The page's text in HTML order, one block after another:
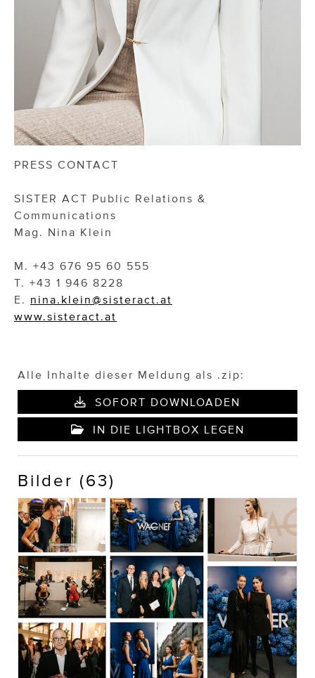
PRESS CONTACT
SISTER ACT Public Relations &
Communications
Mag. Nina Klein
M. +43 676 95 60 555
T. +43 1 946 8228
E. nina.klein@sisteract.at
www.sisteract.at
Alle Inhalte dieser Meldung als .zip:
SOFORT DOWNLOADEN
IN DIE LIGHTBOX LEGEN
Bilder (63)